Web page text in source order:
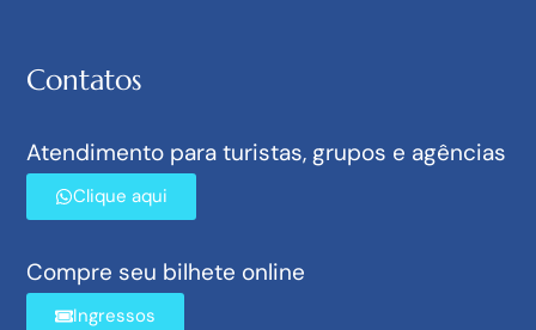
Contatos
Atendimento para turistas, grupos e agências
Clique aqui
Compre seu bilhete online
Ingressos